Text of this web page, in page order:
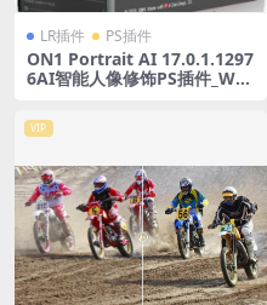
LR插件 PS插件
ON1 Portrait AI 17.0.1.1297
6AI智能人像修饰PS插件_WIN
VIP